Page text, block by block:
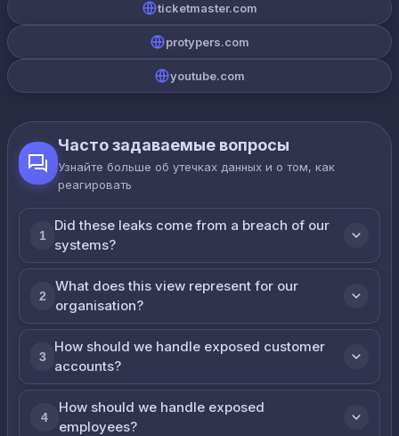
ticketmaster.com
protypers.com
youtube.com
Часто задаваемые вопросы
Узнайте больше об утечках данных и о том, как
реагировать
1
Did these leaks come from a breach of our
systems?
2
What does this view represent for our
organisation?
3
How should we handle exposed customer
accounts?
4
How should we handle exposed
employees?